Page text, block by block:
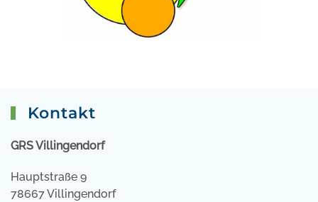
Kontakt
GRS Villingendorf
Hauptstraße 9
78667 Villingendorf